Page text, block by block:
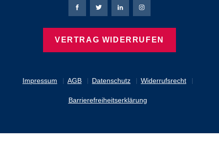
Impressum AGB Datenschutz Widerrufsrecht
Barrierefreiheitserklärung
Bierbaum-Proenen Facebook-Seite
Bierbaum-Proenen Twitter Seite
Bierbaum-Proenen LinkedIn
Bierbaum-Proenen
VERTRAG WIDERRUFEN